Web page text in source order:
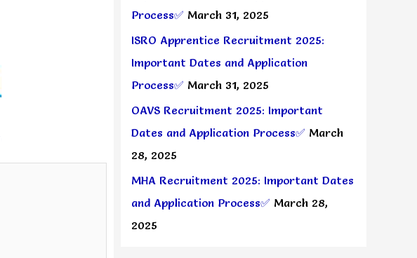
Process✅ March 31, 2025
ISRO Apprentice Recruitment 2025:
Important Dates and Application
Process✅ March 31, 2025
OAVS Recruitment 2025: Important
Dates and Application Process✅ March
28, 2025
MHA Recruitment 2025: Important Dates
and Application Process✅ March 28,
2025